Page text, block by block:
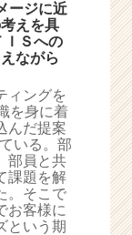
ージに近
えを具
ＩＳへの
ながら
ィングを
を身に着
んだ提案
いる。部
部員と共
課題を解
。そこで
お客様に
という期